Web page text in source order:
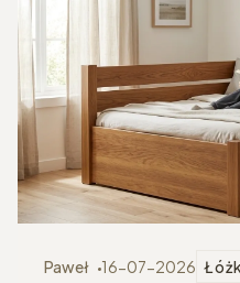
Paweł 16-07-2026